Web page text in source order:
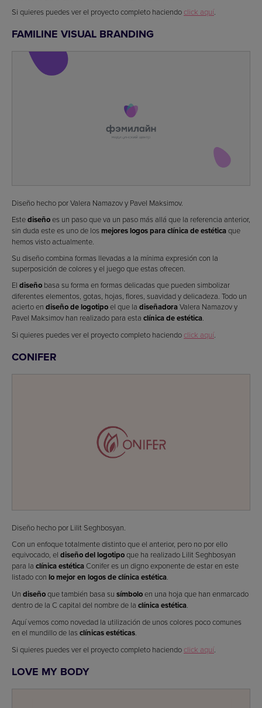
Si quieres puedes ver el proyecto completo haciendo click aquí.
FAMILINE VISUAL BRANDING
Diseño hecho por Valera Namazov y Pavel Maksimov.
Estediseñoes un paso que va un paso más allá que la referencia anterior,
sin duda este es uno de los mejores logos para clínica de estéticaque
hemos visto actualmente.
Su diseño combina formas llevadas a la mínima expresión con la
superposición de colores y el juego que estas ofrecen.
El diseño basa su forma en formas delicadas que pueden simbolizar
diferentes elementos, gotas, hojas, flores, suavidad y delicadeza. Todo un
acierto en diseño de logotipoel que la diseñadoraValera Namazov y
Pavel Maksimov han realizado para esta clínica de estética.
Si quieres puedes ver el proyecto completo haciendo click aquí.
CONIFER
Diseño hecho por Lilit Seghbosyan.
Con un enfoque totalmente distinto que el anterior, pero no por ello
equivocado, el diseño del logotipoque ha realizado Lilit Seghbosyan
para la clínica estéticaConifer es un digno exponente de estar en este
listado con lo mejor en logos de clínica estética.
Un diseñoque también basa su símboloen una hoja que han enmarcado
dentro de la C capital del nombre de la clínica estética.
Aquí vemos como novedad la utilización de unos colores poco comunes
en el mundillo de las clínicas estéticas.
Si quieres puedes ver el proyecto completo haciendo click aquí.
LOVE MY BODY